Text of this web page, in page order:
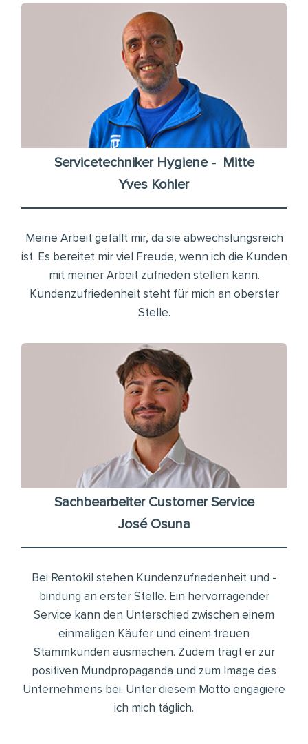
Servicetechniker Hygiene - Mitte
Yves Kohler
Meine Arbeit gefällt mir, da sie abwechslungsreich
ist. Es bereitet mir viel Freude, wenn ich die Kunden
mit meiner Arbeit zufrieden stellen kann.
Kundenzufriedenheit steht für mich an oberster
Stelle.
Sachbearbeiter Customer Service
José Osuna
Bei Rentokil stehen Kundenzufriedenheit und -
bindung an erster Stelle. Ein hervorragender
Service kann den Unterschied zwischen einem
einmaligen Käufer und einem treuen
Stammkunden ausmachen. Zudem trägt er zur
positiven Mundpropaganda und zum Image des
Unternehmens bei. Unter diesem Motto engagiere
ich mich täglich.